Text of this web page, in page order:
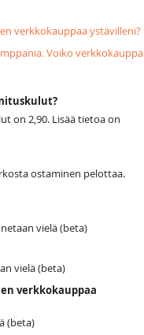
verkkokauppaa ystävilleni?
Voiko verkkokauppa
on 2,90. Lisää tietoa on
ostaminen pelottaa.
vielä (beta)
vielä (beta)
verkkokauppaa
(beta)